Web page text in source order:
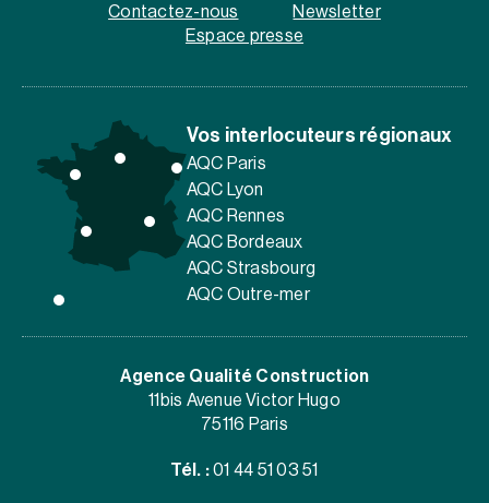
Contactez-nous
Newsletter
Espace presse
Vos interlocuteurs régionaux
AQC Paris
AQC Lyon
AQC Rennes
AQC Bordeaux
AQC Strasbourg
AQC Outre-mer
Agence Qualité Construction
11bis Avenue Victor Hugo
75116 Paris
Tél. : 01 44 51 03 51